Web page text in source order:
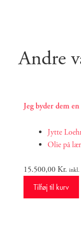
Andre
Jeg byder dem
Jytte Loehr
Olie på
15.500,00Kr. inkl.
Tilføj til kurv